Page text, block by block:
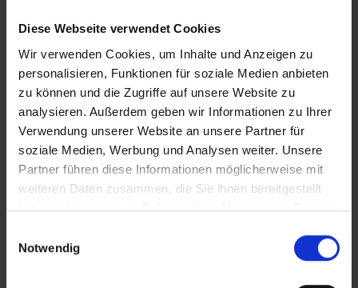
Diese Webseite verwendet Cookies
Wir verwenden Cookies, um Inhalte und Anzeigen zu
personalisieren, Funktionen für soziale Medien anbieten
zu können und die Zugriffe auf unsere Website zu
analysieren. Außerdem geben wir Informationen zu Ihrer
Verwendung unserer Website an unsere Partner für
soziale Medien, Werbung und Analysen weiter. Unsere
Partner führen diese Informationen möglicherweise mit
weiteren Daten zusammen, die Sie ihnen bereitgestellt
haben oder die sie im Rahmen Ihrer Nutzung der Dienste
Notwendig